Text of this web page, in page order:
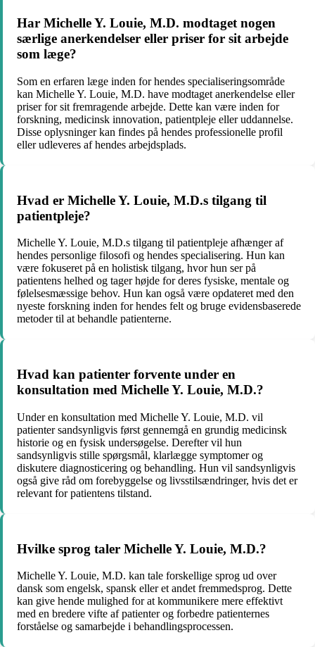
Har Michelle Y. Louie, M.D. modtaget nogen
særlige anerkendelser eller priser for sit arbejde
som læge?
Som en erfaren læge inden for hendes specialiseringsområde
kan Michelle Y. Louie, M.D. have modtaget anerkendelse eller
priser for sit fremragende arbejde. Dette kan være inden for
forskning, medicinsk innovation, patientpleje eller uddannelse.
Disse oplysninger kan findes på hendes professionelle profil
eller udleveres af hendes arbejdsplads.
Hvad er Michelle Y. Louie, M.D.s tilgang til
patientpleje?
Michelle Y. Louie, M.D.s tilgang til patientpleje afhænger af
hendes personlige filosofi og hendes specialisering. Hun kan
være fokuseret på en holistisk tilgang, hvor hun ser på
patientens helhed og tager højde for deres fysiske, mentale og
følelsesmæssige behov. Hun kan også være opdateret med den
nyeste forskning inden for hendes felt og bruge evidensbaserede
metoder til at behandle patienterne.
Hvad kan patienter forvente under en
konsultation med Michelle Y. Louie, M.D.?
Under en konsultation med Michelle Y. Louie, M.D. vil
patienter sandsynligvis først gennemgå en grundig medicinsk
historie og en fysisk undersøgelse. Derefter vil hun
sandsynligvis stille spørgsmål, klarlægge symptomer og
diskutere diagnosticering og behandling. Hun vil sandsynligvis
også give råd om forebyggelse og livsstilsændringer, hvis det er
relevant for patientens tilstand.
Hvilke sprog taler Michelle Y. Louie, M.D.?
Michelle Y. Louie, M.D. kan tale forskellige sprog ud over
dansk som engelsk, spansk eller et andet fremmedsprog. Dette
kan give hende mulighed for at kommunikere mere effektivt
med en bredere vifte af patienter og forbedre patienternes
forståelse og samarbejde i behandlingsprocessen.